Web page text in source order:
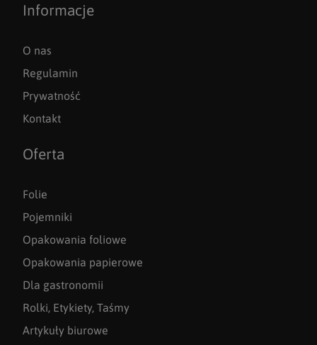
Informacje
O nas
Regulamin
Prywatność
Kontakt
Oferta
Folie
Pojemniki
Opakowania foliowe
Opakowania papierowe
Dla gastronomii
Rolki, Etykiety, Taśmy
Artykuły biurowe